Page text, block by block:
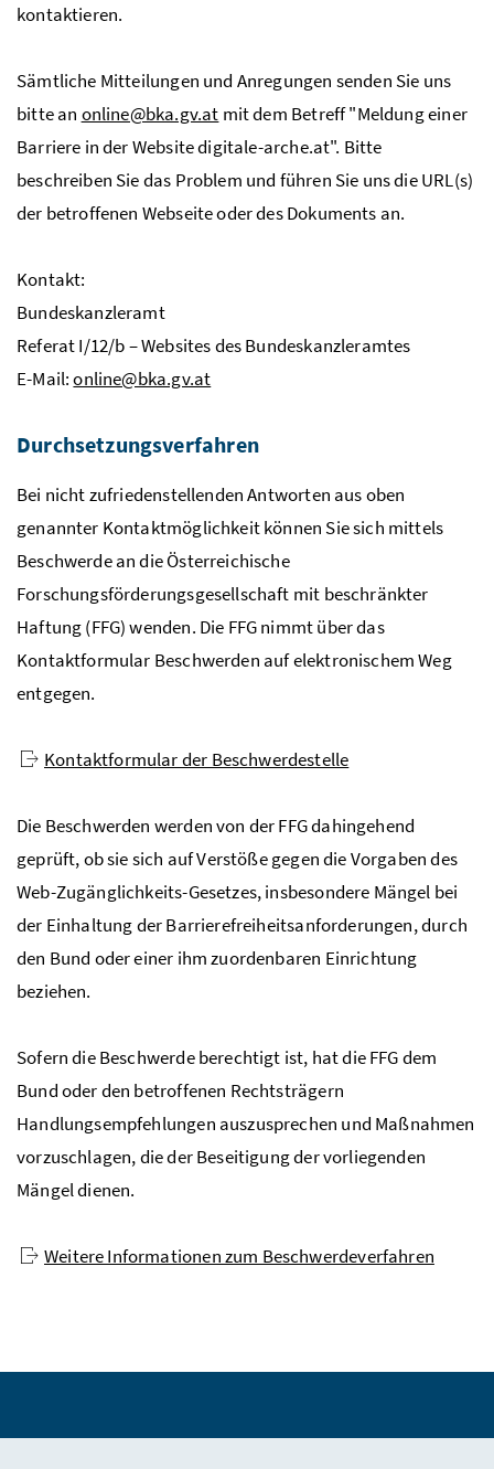
kontaktieren.
Sämtliche Mitteilungen und Anregungen senden Sie uns
bitte an online@bka.gv.at mit dem Betreff "Meldung einer
Barriere in der Website digitale-arche.at". Bitte
beschreiben Sie das Problem und führen Sie uns dieURL(s)
der betroffenen Webseite oder des Dokuments an.
Kontakt:
Bundeskanzleramt
Referat I/12/b – Websites des Bundeskanzleramtes
E-Mail:online@bka.gv.at
Durchsetzungsverfahren
Bei nicht zufriedenstellenden Antworten aus oben
genannter Kontaktmöglichkeit können Sie sich mittels
Beschwerde an die Österreichische
Forschungsförderungsgesellschaft mit beschränkter
Haftung (FFG) wenden. Die FFG nimmt über das
Kontaktformular Beschwerden auf elektronischem Weg
entgegen.
Kontaktformular der Beschwerdestelle
Die Beschwerden werden von der FFG dahingehend
geprüft, ob sie sich auf Verstöße gegen die Vorgaben des
Web-Zugänglichkeits-Gesetzes, insbesondere Mängel bei
der Einhaltung der Barrierefreiheitsanforderungen, durch
den Bund oder einer ihm zuordenbaren Einrichtung
beziehen.
Sofern die Beschwerde berechtigt ist, hat die FFG dem
Bund oder den betroffenen Rechtsträgern
Handlungsempfehlungen auszusprechen und Maßnahmen
vorzuschlagen, die der Beseitigung der vorliegenden
Mängel dienen.
Weitere Informationen zum Beschwerdeverfahren